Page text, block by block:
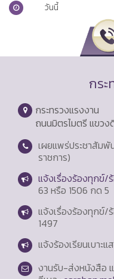
วันนี้
กระ
กระทรวงแรงงาน
ถนนมิตรไมตรี แขว
เผยแพร่ประชาสัมพั
ราชการ)
แจ้งเรื่องร้องทุกข์/
63 หรือ 1506 กด 5
แจ้งเรื่องร้องทุกข์/
1497
แจ้งร้องเรียนเบาะ
งานรับ-ส่งหนังสือ